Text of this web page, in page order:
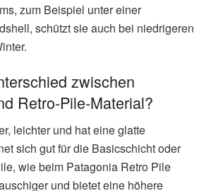
zum Beispiel unter einer
schützt sie auch bei niedrigeren
zwischen
Retro-Pile-Material?
leichter und hat eine glatte
sich gut für die Basicschicht oder
wie beim Patagonia Retro Pile
und bietet eine höhere